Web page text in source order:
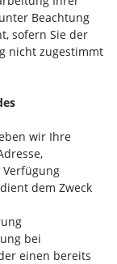
Beachtung
sofern Sie der
nicht zugestimmt
wir Ihre
dem Zweck
bei
einen bereits